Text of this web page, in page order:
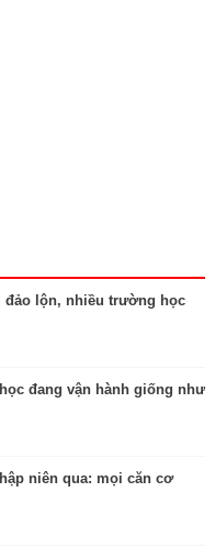
lộn, nhiều trường học
đang vận hành giống như
niên qua: mọi căn cơ